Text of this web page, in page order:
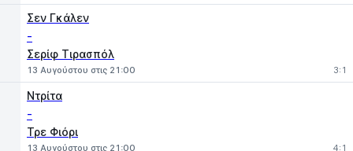
Σεν Γκάλεν
-
Σερίφ Τιρασπόλ
13 Αυγούστου στις 21:00 3:1
Ντρίτα
-
Τρε Φιόρι
13 Αυγούστου στις 21:00 4:1